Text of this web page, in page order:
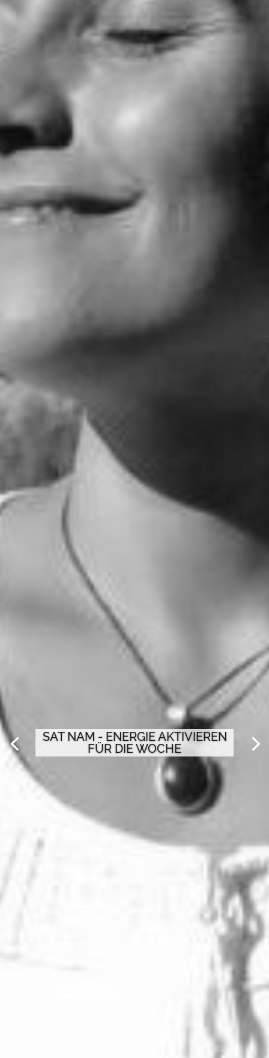
SAT NAM - ENERGIE AKTIVIEREN
FÜR DIE WOCHE